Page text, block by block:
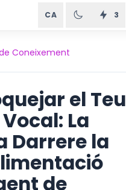
CA 3
Coneixement
el Teu
La
Darrere la
de